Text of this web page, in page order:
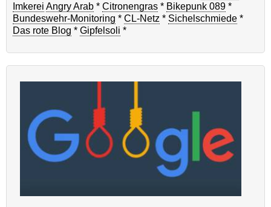
Imkerei Angry Arab * Citronengras * Bikepunk 089 *
Bundeswehr-Monitoring * CL-Netz * Sichelschmiede *
Das rote Blog * Gipfelsoli *